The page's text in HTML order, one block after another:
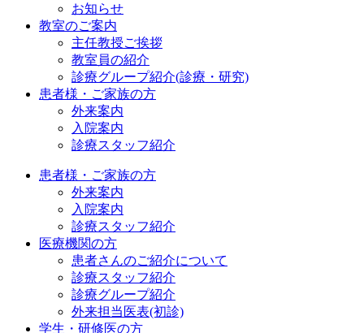
お知らせ
教室のご案内
主任教授ご挨拶
教室員の紹介
診療グループ紹介(診療・研究)
患者様・ご家族の方
外来案内
入院案内
診療スタッフ紹介
患者様・ご家族の方
外来案内
入院案内
診療スタッフ紹介
医療機関の方
患者さんのご紹介について
診療スタッフ紹介
診療グループ紹介
外来担当医表(初診)
学生・研修医の方